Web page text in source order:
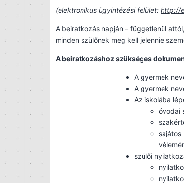
(elektronikus ügyintézési felület: http://
A beiratkozás napján – függetlenül
minden szülőnek meg kell jelennie
A beiratkozáshoz szükséges
A gyermek
A gyermek
Az iskolába
óvodai
sajátos
szülői